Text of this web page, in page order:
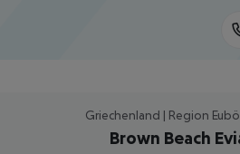
Griechenland | Region
Brown Beach